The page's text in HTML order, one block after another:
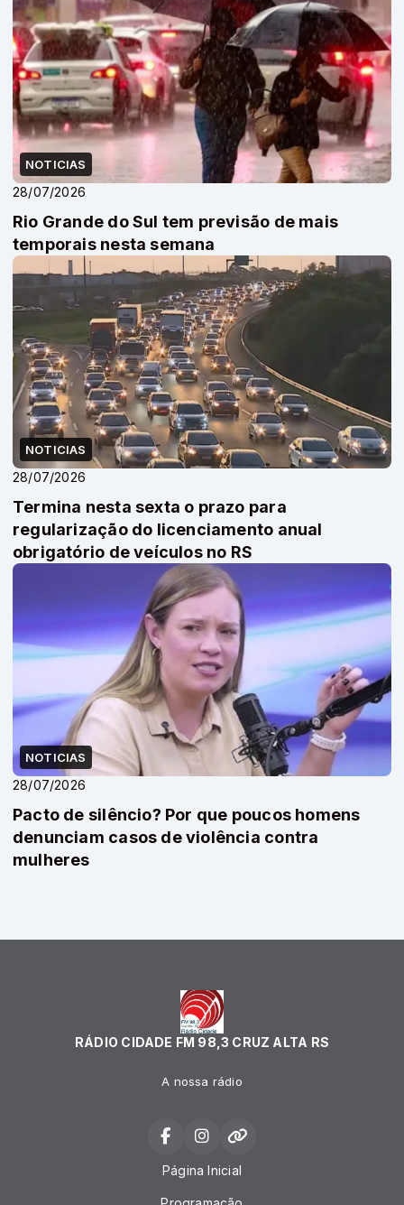
NOTICIAS
28/07/2026
Rio Grande do Sul tem previsão de mais
temporais nesta semana
NOTICIAS
28/07/2026
Termina nesta sexta o prazo para
regularização do licenciamento anual
obrigatório de veículos no RS
NOTICIAS
28/07/2026
Pacto de silêncio? Por que poucos homens
denunciam casos de violência contra
mulheres
RÁDIO CIDADE FM 98,3 CRUZ ALTA RS
A nossa rádio
Página Inicial